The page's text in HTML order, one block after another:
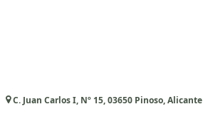
C. Juan Carlos I, Nº 15, 03650 Pinoso, Alicante